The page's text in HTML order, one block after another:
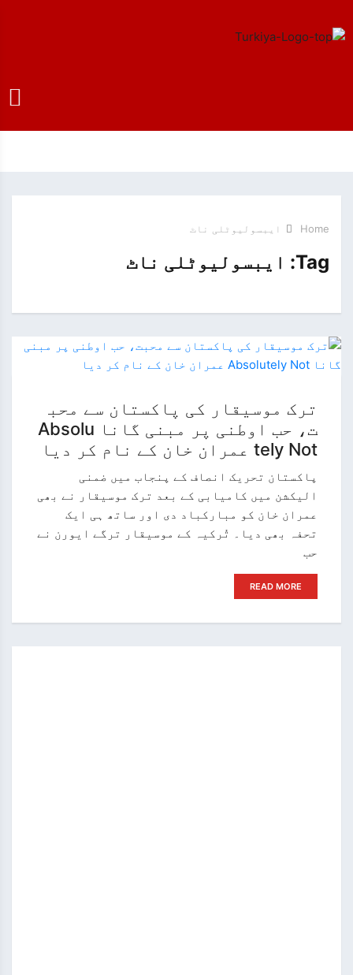
Home ایبسولیوٹلی ناٹ
Tag: ایبسولیوٹلی ناٹ
ترک موسیقار کی پاکستان سے محب
ت، حب اوطنی پر مبنی گانا Absolu
tely Not عمران خان کے نام کر دیا
پاکستان تحریک انصاف کے پنجاب میں ضمنی
الیکشن میں کامیابی کے بعد ترک موسیقار نے بھی
عمران خان کو مبارکباد دی اور ساتھ ہی ایک
تحفہ بھی دیا۔ تُرکیہ کے موسیقار ترگے ایورن نے
حب
READ MORE